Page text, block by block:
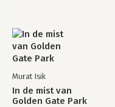
Murat Isik
In de mist van
Golden Gate Park